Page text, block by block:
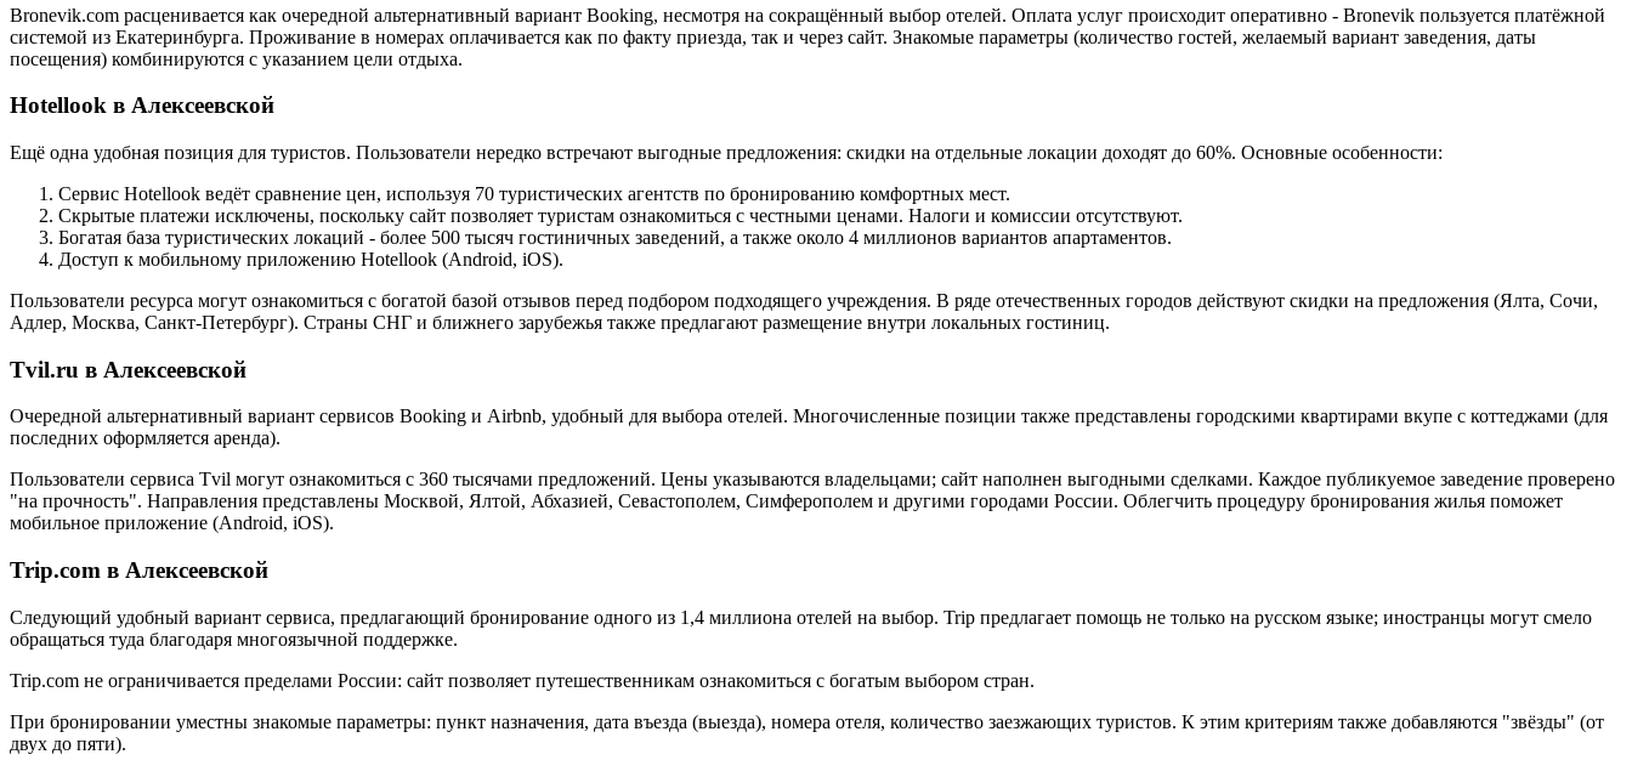
Bronevik.com расценивается как очередной альтернативный вариант Booking, несмотря на сокращённый выбор отелей. Оплата услуг происходит оперативно - Bronevik пользуется платёжной
системой из Екатеринбурга. Проживание в номерах оплачивается как по факту приезда, так и через сайт. Знакомые параметры (количество гостей, желаемый вариант заведения, даты
посещения) комбинируются с указанием цели отдыха.
Hotellook в Алексеевской
Ещё одна удобная позиция для туристов. Пользователи нередко встречают выгодные предложения: скидки на отдельные локации доходят до 60%. Основные особенности:
Сервис Hotellook ведёт сравнение цен, используя 70 туристических агентств по бронированию комфортных мест.
Скрытые платежи исключены, поскольку сайт позволяет туристам ознакомиться с честными ценами. Налоги и комиссии отсутствуют.
Богатая база туристических локаций - более 500 тысяч гостиничных заведений, а также около 4 миллионов вариантов апартаментов.
Доступ к мобильному приложению Hotellook (Android, iOS).
Пользователи ресурса могут ознакомиться с богатой базой отзывов перед подбором подходящего учреждения. В ряде отечественных городов действуют скидки на предложения (Ялта, Сочи,
Адлер, Москва, Санкт-Петербург). Страны СНГ и ближнего зарубежья также предлагают размещение внутри локальных гостиниц.
Tvil.ru в Алексеевской
Очередной альтернативный вариант сервисов Booking и Airbnb, удобный для выбора отелей. Многочисленные позиции также представлены городскими квартирами вкупе с коттеджами (для
последних оформляется аренда).
Пользователи сервиса Tvil могут ознакомиться с 360 тысячами предложений. Цены указываются владельцами; сайт наполнен выгодными сделками. Каждое публикуемое заведение проверено
"на прочность". Направления представлены Москвой, Ялтой, Абхазией, Севастополем, Симферополем и другими городами России. Облегчить процедуру бронирования жилья поможет
мобильное приложение (Android, iOS).
Trip.com в Алексеевской
Следующий удобный вариант сервиса, предлагающий бронирование одного из 1,4 миллиона отелей на выбор. Trip предлагает помощь не только на русском языке; иностранцы могут смело
обращаться туда благодаря многоязычной поддержке.
Trip.com не ограничивается пределами России: сайт позволяет путешественникам ознакомиться с богатым выбором стран.
При бронировании уместны знакомые параметры: пункт назначения, дата въезда (выезда), номера отеля, количество заезжающих туристов. К этим критериям также добавляются "звёзды" (от
двух до пяти).